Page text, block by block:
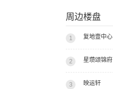
周边楼盘
1 复地壹中心
2 星瓒颂锦府
3 映运轩